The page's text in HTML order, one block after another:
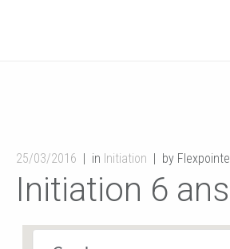
25/03/2016 in Initiation by Flexpointe
Initiation 6 ans